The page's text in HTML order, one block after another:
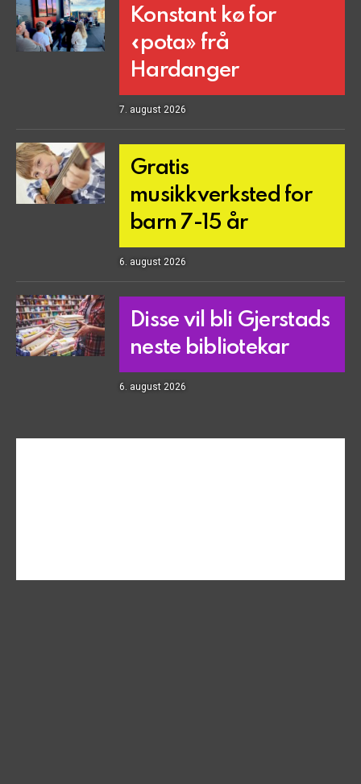
Konstant kø for
«pota» frå
Hardanger
7. august 2026
Gratis
musikkverksted for
barn 7-15 år
6. august 2026
Disse vil bli Gjerstads
neste bibliotekar
6. august 2026